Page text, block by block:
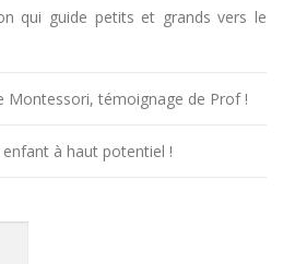
qui guide petits et grands vers le
Montessori, témoignage de Prof !
à haut potentiel !